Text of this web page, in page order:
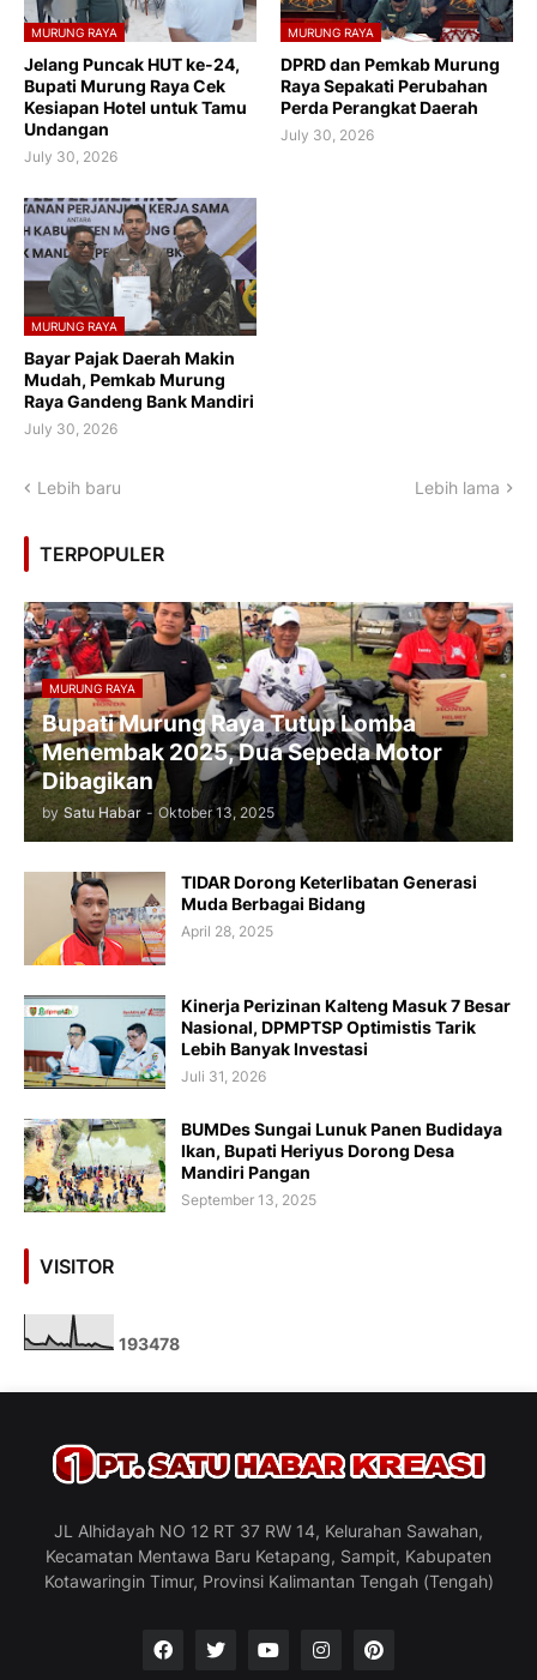
MURUNG RAYA
Jelang Puncak HUT ke-24,
Bupati Murung Raya Cek
Kesiapan Hotel untuk Tamu
Undangan
July 30, 2026
MURUNG RAYA
DPRD dan Pemkab Murung
Raya Sepakati Perubahan
Perda Perangkat Daerah
July 30, 2026
MURUNG RAYA
Bayar Pajak Daerah Makin
Mudah, Pemkab Murung
Raya Gandeng Bank Mandiri
July 30, 2026
Lebih baru Lebih lama
TERPOPULER
MURUNG RAYA
Bupati Murung Raya Tutup Lomba
Menembak 2025, Dua Sepeda Motor
Dibagikan
by Satu Habar - Oktober 13, 2025
TIDAR Dorong Keterlibatan Generasi
Muda Berbagai Bidang
April 28, 2025
Kinerja Perizinan Kalteng Masuk 7 Besar
Nasional, DPMPTSP Optimistis Tarik
Lebih Banyak Investasi
Juli 31, 2026
BUMDes Sungai Lunuk Panen Budidaya
Ikan, Bupati Heriyus Dorong Desa
Mandiri Pangan
September 13, 2025
VISITOR
193478
JL Alhidayah NO 12 RT 37 RW 14, Kelurahan Sawahan,
Kecamatan Mentawa Baru Ketapang, Sampit, Kabupaten
Kotawaringin Timur, Provinsi Kalimantan Tengah (Tengah)